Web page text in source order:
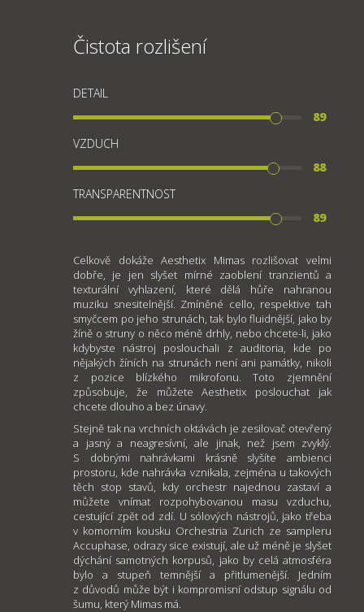
Čistota rozlišení
DETAIL
89
VZDUCH
88
TRANSPARENTNOST
89
Celkově dokáže Aesthetix Mimas rozlišovat velmi
dobře, je jen slyšet mírné zaoblení tranzientů a
texturální vyhlazení, které dělá hůře nahranou
muziku snesitelnější. Zmíněné cello, respektive tah
smyčcem po jeho strunách, tak bylo fluidnější, jako by
žíně o struny o něco méně drhly, nebo chcete-li, jako
kdybyste nástroj poslouchali z auditoria, kde po
nějakých žíních na strunách není ani památky, nikoli
z pozice blízkého mikrofonu. Toto zjemnění
způsobuje, že můžete Aesthetix poslouchat jak
chcete dlouho a bez únavy.
Stejně tak na vrchních oktávách je zesilovač otevřený
a jasný a neagresívní, ale jinak, než jsem zvyklý.
S dobrými nahrávkami krásně slyšíte ambienci
prostoru, kde nahrávka vznikala, zejména u takových
těch stop stavů, kdy orchestr najednou zastaví a
můžete vnímat rozpohybovanou masu vzduchu,
cestující zpět od zdí. U sólových nástrojů, jako třeba
v komorním kousku Orchestria Zurich ze sampleru
Accuphase, odrazy sice existují, ale už méně je slyšet
dýchání samotných korpusů, jako by celá atmosféra
bylo a stupeň temnější a přitlumenější. Jedním
z důvodů může být i kompromisní odstup signálu od
šumu, který Mimas má.